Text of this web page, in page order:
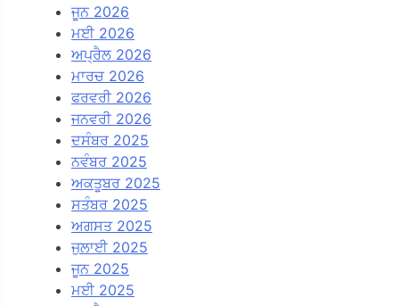
ਜੂਨ 2026
ਮਈ 2026
ਅਪ੍ਰੈਲ 2026
ਮਾਰਚ 2026
ਫਰਵਰੀ 2026
ਜਨਵਰੀ 2026
ਦਸੰਬਰ 2025
ਨਵੰਬਰ 2025
ਅਕਤੂਬਰ 2025
ਸਤੰਬਰ 2025
ਅਗਸਤ 2025
ਜੁਲਾਈ 2025
ਜੂਨ 2025
ਮਈ 2025